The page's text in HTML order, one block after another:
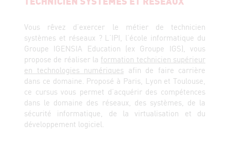
Vous rêvez d’exercer le métier de technicien
systèmes et réseaux ? L’IPI, l’école informatique du
Groupe IGENSIA Education (ex Groupe IGS), vous
propose de réaliser la formation technicien supérieur
en technologies numériques afin de faire carrière
dans ce domaine. Proposé à Paris, Lyon et Toulouse,
ce cursus vous permet d’acquérir des compétences
dans le domaine des réseaux, des systèmes, de la
sécurité informatique, de la virtualisation et du
développement logiciel.